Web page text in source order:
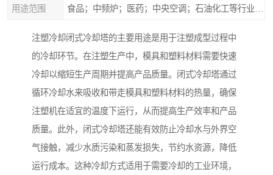
用途范围
注塑冷却闭式冷却塔的主要用途是用于注塑成型过程中
的冷却环节。在注塑生产中，模具和塑料材料需要快速
冷却以缩短生产周期并提高产品质量。闭式冷却塔通过
循环冷却水来吸收和带走模具和塑料材料的热量，确保
注塑机在适宜的温度下运行，从而提高生产效率和产品
质量。此外，闭式冷却塔还能有效防止冷却水与外界空
气接触，减少水质污染和蒸发损失，节约水资源，降低
运行成本。这种冷却方式适用于需要冷却的工业环境，